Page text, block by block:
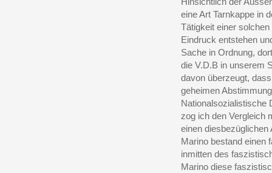
eine Art Tarnkappe in
Tätigkeit einer
Eindruck entstehen
Sache in Ordnung,
die V.D.B in unserem
davon überzeugt,
geheimen
Nationalsozialistische
zog ich den Vergleich
einen
Marino bestand einen
inmitten des
Marino diese